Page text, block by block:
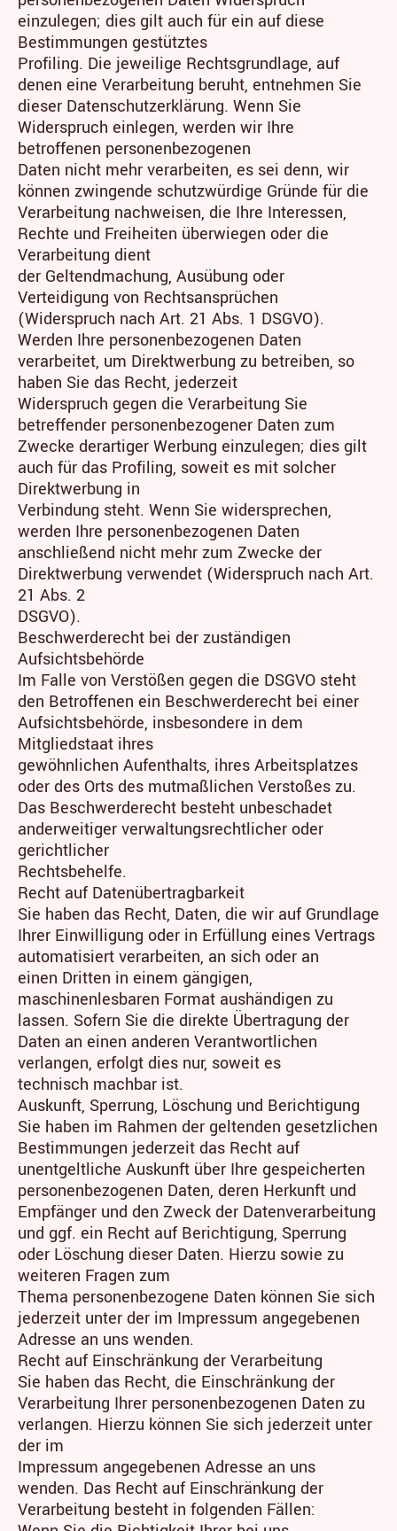
einzulegen; dies gilt auch für ein auf diese
Bestimmungen gestütztes
Profiling. Die jeweilige Rechtsgrundlage, auf
denen eine Verarbeitung beruht, entnehmen Sie
dieser Datenschutzerklärung. Wenn Sie
Widerspruch einlegen, werden wir Ihre
betroffenen personenbezogenen
Daten nicht mehr verarbeiten, es sei denn, wir
können zwingende schutzwürdige Gründe für die
Verarbeitung nachweisen, die Ihre Interessen,
Rechte und Freiheiten überwiegen oder die
Verarbeitung dient
der Geltendmachung, Ausübung oder
Verteidigung von Rechtsansprüchen
(Widerspruch nach Art. 21 Abs. 1 DSGVO).
Werden Ihre personenbezogenen Daten
verarbeitet, um Direktwerbung zu betreiben, so
haben Sie das Recht, jederzeit
Widerspruch gegen die Verarbeitung Sie
betreffender personenbezogener Daten zum
Zwecke derartiger Werbung einzulegen; dies gilt
auch für das Profiling, soweit es mit solcher
Direktwerbung in
Verbindung steht. Wenn Sie widersprechen,
werden Ihre personenbezogenen Daten
anschließend nicht mehr zum Zwecke der
Direktwerbung verwendet (Widerspruch nach Art.
21 Abs. 2
DSGVO).
Beschwerderecht bei der zuständigen
Aufsichtsbehörde
Im Falle von Verstößen gegen die DSGVO steht
den Betroffenen ein Beschwerderecht bei einer
Aufsichtsbehörde, insbesondere in dem
Mitgliedstaat ihres
gewöhnlichen Aufenthalts, ihres Arbeitsplatzes
oder des Orts des mutmaßlichen Verstoßes zu.
Das Beschwerderecht besteht unbeschadet
anderweitiger verwaltungsrechtlicher oder
gerichtlicher
Rechtsbehelfe.
Recht auf Datenübertragbarkeit
Sie haben das Recht, Daten, die wir auf Grundlage
Ihrer Einwilligung oder in Erfüllung eines Vertrags
automatisiert verarbeiten, an sich oder an
einen Dritten in einem gängigen,
maschinenlesbaren Format aushändigen zu
lassen. Sofern Sie die direkte Übertragung der
Daten an einen anderen Verantwortlichen
verlangen, erfolgt dies nur, soweit es
technisch machbar ist.
Auskunft, Sperrung, Löschung und Berichtigung
Sie haben im Rahmen der geltenden gesetzlichen
Bestimmungen jederzeit das Recht auf
unentgeltliche Auskunft über Ihre gespeicherten
personenbezogenen Daten, deren Herkunft und
Empfänger und den Zweck der Datenverarbeitung
und ggf. ein Recht auf Berichtigung, Sperrung
oder Löschung dieser Daten. Hierzu sowie zu
weiteren Fragen zum
Thema personenbezogene Daten können Sie sich
jederzeit unter der im Impressum angegebenen
Adresse an uns wenden.
Recht auf Einschränkung der Verarbeitung
Sie haben das Recht, die Einschränkung der
Verarbeitung Ihrer personenbezogenen Daten zu
verlangen. Hierzu können Sie sich jederzeit unter
der im
Impressum angegebenen Adresse an uns
wenden. Das Recht auf Einschränkung der
Verarbeitung besteht in folgenden Fällen: